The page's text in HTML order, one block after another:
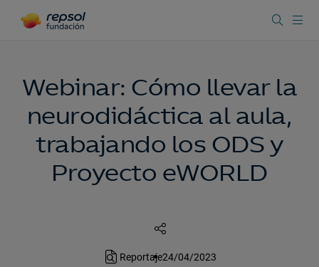
Webinar: Cómo llevar la
neurodidáctica al aula,
trabajando los ODS y
Proyecto eWORLD
Reportaje24/04/2023